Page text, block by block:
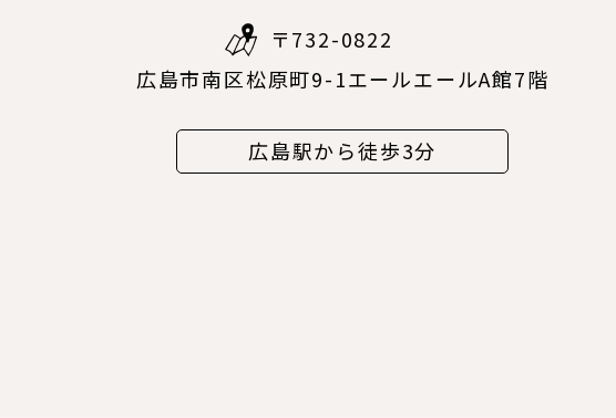
〒732-0822
広島市南区松原町9-1エールエールA館7階
広島駅から徒歩3分